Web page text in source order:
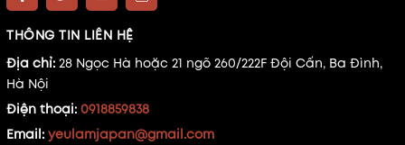
THÔNG TIN LIÊN HỆ
Địa chỉ: 28 Ngọc Hà hoặc 21 ngõ 260/222F Đội Cấn, Ba Đình,
Hà Nội
Điện thoại: 0918859838
Email: yeulamjapan@gmail.com